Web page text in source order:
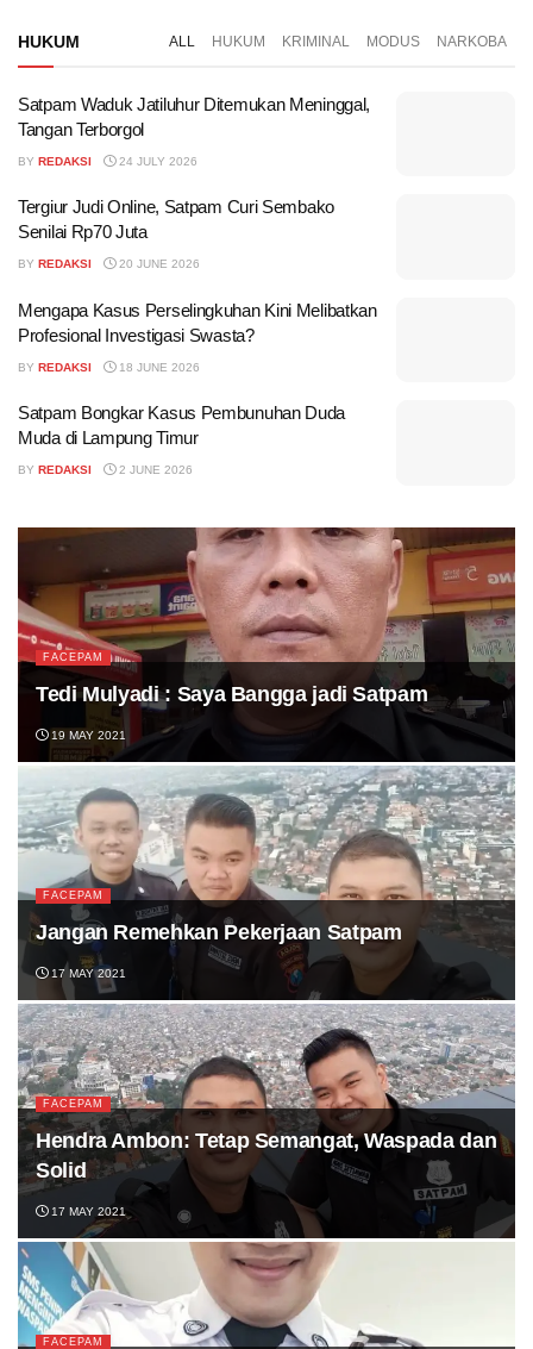
HUKUM ALL HUKUM KRIMINAL MODUS NARKOBA
Satpam Waduk Jatiluhur Ditemukan Meninggal,
Tangan Terborgol
BY REDAKSI 24 JULY 2026
Tergiur Judi Online, Satpam Curi Sembako
Senilai Rp70 Juta
BY REDAKSI 20 JUNE 2026
Mengapa Kasus Perselingkuhan Kini Melibatkan
Profesional Investigasi Swasta?
BY REDAKSI 18 JUNE 2026
Satpam Bongkar Kasus Pembunuhan Duda
Muda di Lampung Timur
BY REDAKSI 2 JUNE 2026
FACEPAM
Tedi Mulyadi : Saya Bangga jadi Satpam
19 MAY 2021
FACEPAM
Jangan Remehkan Pekerjaan Satpam
17 MAY 2021
FACEPAM
Hendra Ambon: Tetap Semangat, Waspada dan
Solid
17 MAY 2021
FACEPAM